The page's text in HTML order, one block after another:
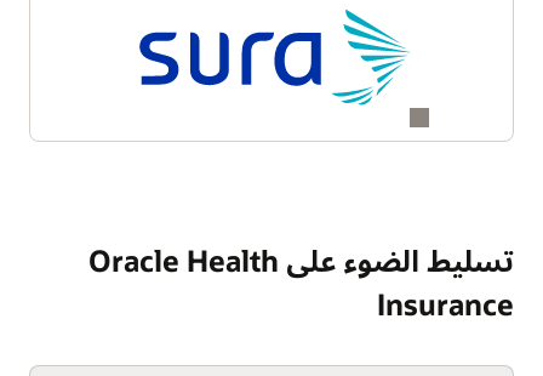
تسليط الضوء على Oracle Health
Insurance